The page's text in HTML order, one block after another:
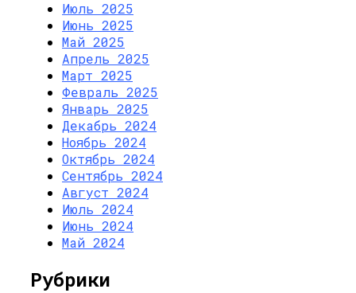
Июль 2025
Июнь 2025
Май 2025
Апрель 2025
Март 2025
Февраль 2025
Январь 2025
Декабрь 2024
Ноябрь 2024
Октябрь 2024
Сентябрь 2024
Август 2024
Июль 2024
Июнь 2024
Май 2024
Рубрики